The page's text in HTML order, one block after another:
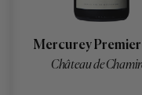
Mercurey
Château de